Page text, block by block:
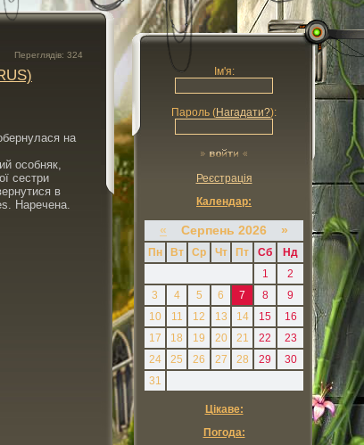
Переглядів: 324
на
особняк,
сестри
в
Наречена.
Ім'я:
Пароль (Нагадати?):
Реєстрація
Календар:
« Серпень 2026 »
Пн Вт Ср Чт Пт Сб
Нд
1
2
3
4 5 6 7 8
9
10
11 12 13 14 15
16
17
18 19 20 21 22
23
24
25 26 27 28 29
30
31
Цікаве:
Погода: